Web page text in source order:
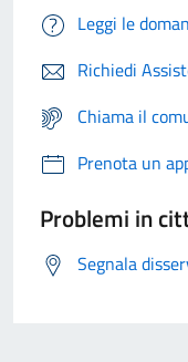
Leggi le
Richiedi
Chiama il
Prenota un
Problemi in
Segnala